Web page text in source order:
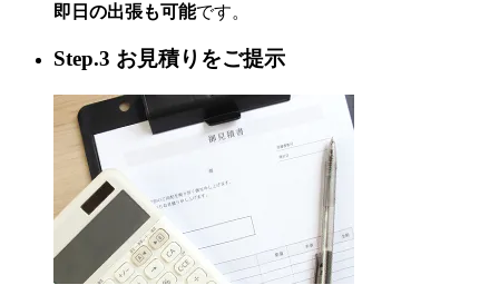
即日の出張も可能です。
Step.3 お見積りをご提示